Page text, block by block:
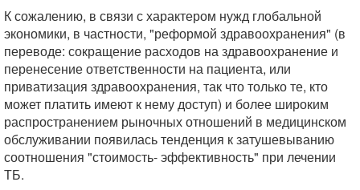
К сожалению, в связи с характером нужд глобальной
экономики, в частности, "реформой здравоохранения" (в
переводе: сокращение расходов на здравоохранение и
перенесение ответственности на пациента, или
приватизация здравоохранения, так что только те, кто
может платить имеют к нему доступ) и более широким
распространением рыночных отношений в медицинском
обслуживании появилась тенденция к затушевыванию
соотношения "стоимость- эффективность" при лечении
ТБ.